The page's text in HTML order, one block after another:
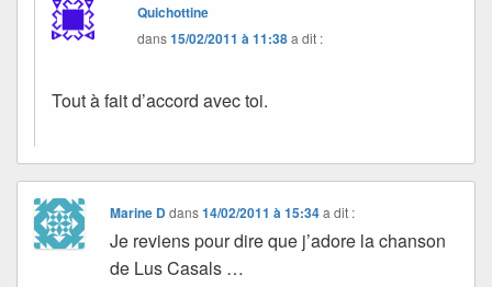
Quichottine
dans15/02/2011 à 11:38a dit :
Tout à fait d’accord avec toi.
Marine Ddans14/02/2011 à 15:34 a dit :
Je reviens pour dire que j’adore la chanson
de Lus Casals …